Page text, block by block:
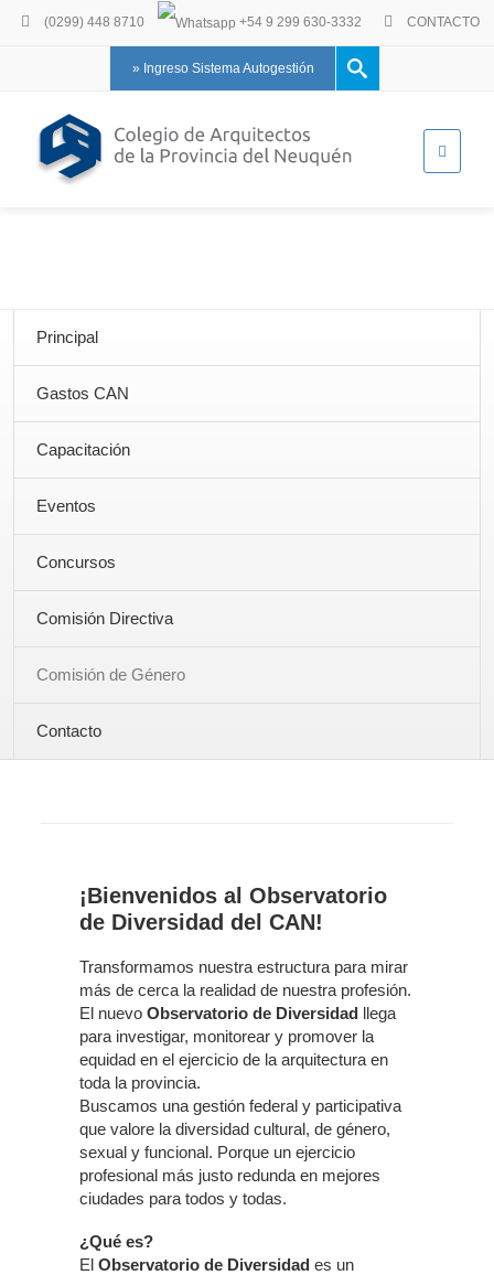
(0299) 448 8710 +54 9 299 630-3332 CONTACTO
» Ingreso Sistema Autogestión
Principal
Gastos CAN
Capacitación
Eventos
Concursos
Comisión Directiva
Comisión de Género
Contacto
¡Bienvenidos al Observatorio
de Diversidad del CAN!
Transformamos nuestra estructura para mirar
más de cerca la realidad de nuestra profesión.
El nuevo Observatorio de Diversidad llega
para investigar, monitorear y promover la
equidad en el ejercicio de la arquitectura en
toda la provincia.
Buscamos una gestión federal y participativa
que valore la diversidad cultural, de género,
sexual y funcional. Porque un ejercicio
profesional más justo redunda en mejores
ciudades para todos y todas.
¿Qué es?
El Observatorio de Diversidad es un